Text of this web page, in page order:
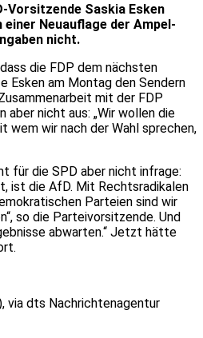
Vorsitzende Saskia Esken
Neuauflage der Ampel-
nicht.
die FDP dem nächsten
Esken am Montag den Sendern
mit der FDP
nicht aus: „Wir wollen die
wem wir nach der Wahl sprechen,
für die SPD aber nicht infrage:
ist die AfD. Mit Rechtsradikalen
Parteien sind wir
so die Parteivorsitzende. Und
abwarten.“ Jetzt hätte
via dts Nachrichtenagentur